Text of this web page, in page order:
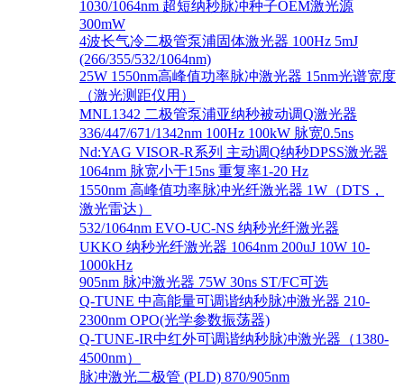
1030/1064nm 超短纳秒脉冲种子OEM激光源
300mW
4波长气冷二极管泵浦固体激光器 100Hz 5mJ
(266/355/532/1064nm)
25W 1550nm高峰值功率脉冲激光器 15nm光谱宽度
（激光测距仪用）
MNL1342 二极管泵浦亚纳秒被动调Q激光器
336/447/671/1342nm 100Hz 100kW 脉宽0.5ns
Nd:YAG VISOR-R系列 主动调Q纳秒DPSS激光器
1064nm 脉宽小于15ns 重复率1-20 Hz
1550nm 高峰值功率脉冲光纤激光器 1W（DTS，
激光雷达）
532/1064nm EVO-UC-NS 纳秒光纤激光器
UKKO 纳秒光纤激光器 1064nm 200uJ 10W 10-
1000kHz
905nm 脉冲激光器 75W 30ns ST/FC可选
Q-TUNE 中高能量可调谐纳秒脉冲激光器 210-
2300nm OPO(光学参数振荡器)
Q-TUNE-IR中红外可调谐纳秒脉冲激光器（1380-
4500nm）
脉冲激光二极管 (PLD) 870/905nm